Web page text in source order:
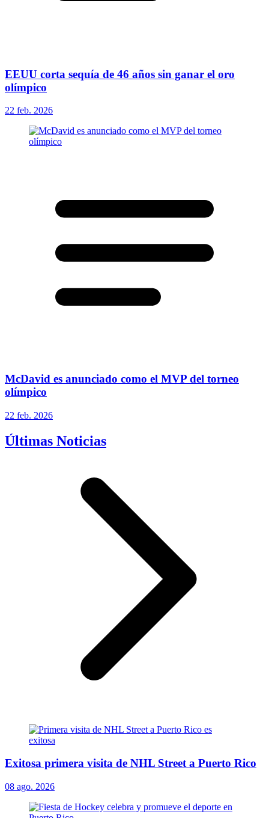
EEUU corta sequía de 46 años sin ganar el oro
olímpico
22 feb. 2026
McDavid es anunciado como el MVP del torneo
olímpico
22 feb. 2026
Últimas Noticias
Exitosa primera visita de NHL Street a Puerto Rico
08 ago. 2026